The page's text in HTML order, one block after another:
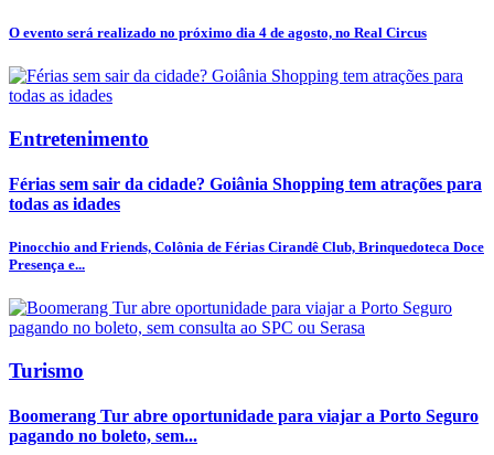
O evento será realizado no próximo dia 4 de agosto, no Real Circus
Entretenimento
Férias sem sair da cidade? Goiânia Shopping tem atrações para
todas as idades
Pinocchio and Friends, Colônia de Férias Cirandê Club, Brinquedoteca Doce
Presença e...
Turismo
Boomerang Tur abre oportunidade para viajar a Porto Seguro
pagando no boleto, sem...